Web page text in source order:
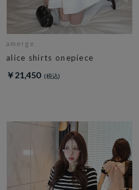
amerge.
alice shirts onepiece
￥21,450